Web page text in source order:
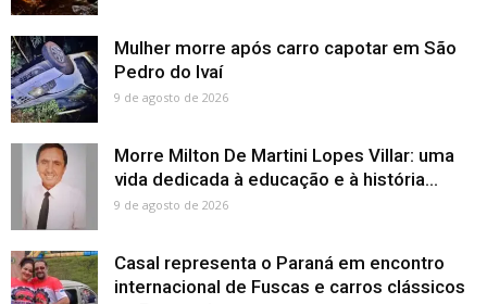
Mulher morre após carro capotar em São
Pedro do Ivaí
9 de agosto de 2026
Morre Milton De Martini Lopes Villar: uma
vida dedicada à educação e à história...
9 de agosto de 2026
Casal representa o Paraná em encontro
internacional de Fuscas e carros clássicos